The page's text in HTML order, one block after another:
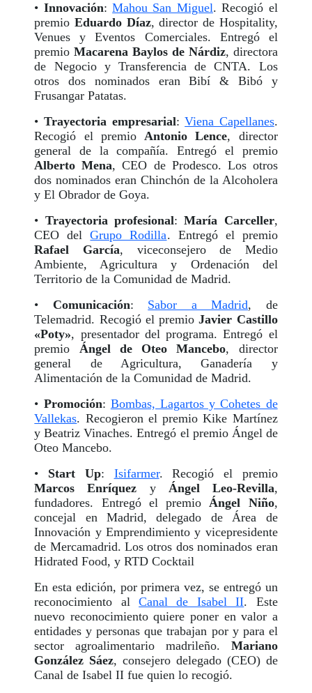
• Innovación:Mahou San Miguel. Recogió el
premio Eduardo Díaz, director de Hospitality,
Venues y Eventos Comerciales. Entregó el
premioMacarena Baylos de Nárdiz, directora
de Negocio y Transferencia de CNTA. Los
otros dos nominados eran Bibí & Bibó y
Frusangar Patatas.
• Trayectoria empresarial:Viena Capellanes.
Recogió el premioAntonio Lence, director
general de la compañía. Entregó el premio
Alberto Mena, CEO de Prodesco. Los otros
dos nominados eran Chinchón de la Alcoholera
y El Obrador de Goya.
• Trayectoria profesional:María Carceller,
CEO delGrupo Rodilla. Entregó el premio
Rafael García, viceconsejero de Medio
Ambiente, Agricultura y Ordenación del
Territorio de la Comunidad de Madrid.
• Comunicación: Sabor a Madrid, de
Telemadrid. Recogió el premioJavier Castillo
«Poty», presentador del programa. Entregó el
premio Ángel de Oteo Mancebo, director
general de Agricultura, Ganadería y
Alimentación de la Comunidad de Madrid.
• Promoción: Bombas, Lagartos y Cohetes de
Vallekas. Recogieron el premio Kike Martínez
y Beatriz Vinaches. Entregó el premio Ángel de
Oteo Mancebo.
• Start Up: Isifarmer. Recogió el premio
Marcos Enríquez y Ángel Leo-Revilla,
fundadores. Entregó el premioÁngel Niño,
concejal en Madrid, delegado de Área de
Innovación y Emprendimiento y vicepresidente
de Mercamadrid. Los otros dos nominados eran
Hidrated Food, y RTD Cocktail
En esta edición, por primera vez, se entregó un
reconocimiento alCanal de Isabel II. Este
nuevo reconocimiento quiere poner en valor a
entidades y personas que trabajan por y para el
sector agroalimentario madrileño. Mariano
González Sáez, consejero delegado (CEO) de
Canal de Isabel II fue quien lo recogió.